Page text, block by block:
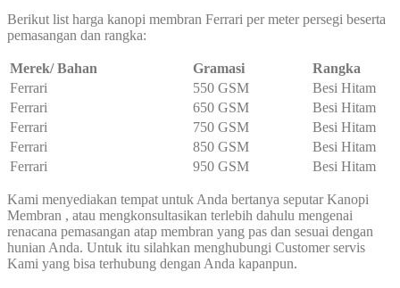
Berikut list harga kanopi membran Ferrari per meter persegi beserta
pemasangan dan rangka:
Merek/ Bahan Gramasi
Rangka
Ferrari
550 GSM
Besi Hitam
Ferrari
650 GSM
Besi Hitam
Ferrari
750 GSM
Besi Hitam
Ferrari
850 GSM
Besi Hitam
Ferrari
950 GSM Besi Hitam
Kami menyediakan tempat untuk Anda bertanya seputar Kanopi
Membran , atau mengkonsultasikan terlebih dahulu mengenai
renacana pemasangan atap membran yang pas dan sesuai dengan
hunian Anda. Untuk itu silahkan menghubungi Customer servis
Kami yang bisa terhubung dengan Anda kapanpun.